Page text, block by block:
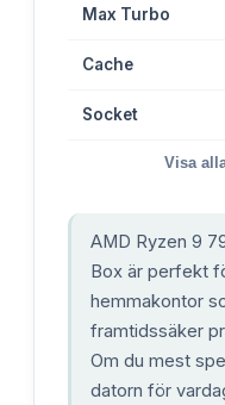
Max Turbo
Cache
Socket
Visa
AMD Ryzen 9
Box är perfekt
hemmakontor
framtidssäker
Om du mest
datorn för